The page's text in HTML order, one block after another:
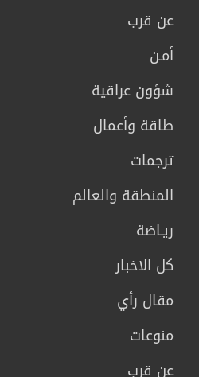
عن قرب
أمـن
شؤون عراقية
طاقة وأعمال
ترجمات
المنطقة والعالم
ريـاضة
كل الاخبار
مقال رأي
منوعات
عن قرب